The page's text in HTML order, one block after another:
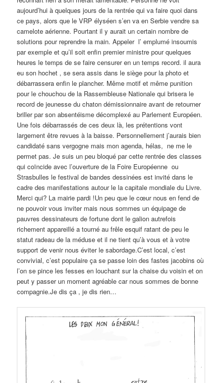
aujourd’hui à quelques jours de la rentrée qui va faire quoi dans
ce pays, alors que le VRP élyséen s’en va en Serbie vendre sa
camelote aérienne. Pourtant il y aurait un certain nombre de
solutions pour reprendre la main. Appeler l’ emplumé insoumis
par exemple et qu’il soit enfin premier ministre pour quelques
heures le temps de se faire censurer en un temps record. il aura
eu son hochet , se sera assis dans le siège pour la photo et
débarrassera enfin le plancher. Même motif et même punition
pour le chouchou de la Rassembleuse Nationale qui brisera le
record de jeunesse du chaton démissionnaire avant de retourner
briller par son absentéisme décomplexé au Parlement Européen.
Une fois débarrassés de ces deux là, les prétentions vont
largement être revues à la baisse. Personnellement j’aurais bien
candidaté sans vergogne mais mon agenda, hélas, ne me le
permet pas. Je suis un peu bloqué par cette rentrée des classes
qui coïncide avec l’ouverture de la Foire Européenne ou
Strasbulles le festival de bandes dessinées est invité dans le
cadre des manifestations autour le la capitale mondiale du Livre.
Merci qui? La mairie pardi !Un peu que le cœur nous en fend de
ne pouvoir vous inviter mais nous sommes un équipage de
pauvres dessinateurs de fortune dont le galion autrefois
richement appareillé a tourné au frêle esquif ratant de peu le
statut radeau de la méduse et il ne tient qu’à vous et à votre
support de venir nous éviter le sabordage.C’est local, c’est
convivial, c’est populaire ça se passe loin des fastes jacobins où
l’on se pince les fesses en louchant sur la chaise du voisin et on
peut y passer un moment agréable car nous sommes de bonne
compagnie.Je dis ça , je dis rien…